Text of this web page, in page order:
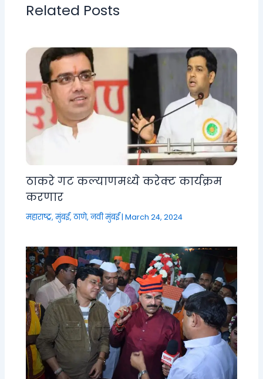
Related Posts
ठाकरे गट कल्याणमध्ये करेक्ट कार्यक्रम
करणार
महाराष्ट्र,मुंबई, ठाणे, नवी मुंबई|March 24, 2024